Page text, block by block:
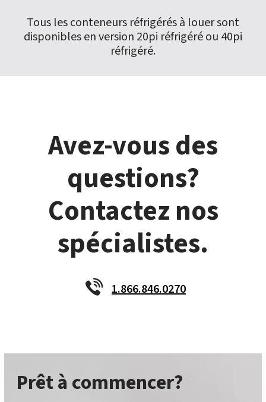
Tous les conteneurs réfrigérés à louer sont
disponibles en version 20pi réfrigéré ou 40pi
réfrigéré.
Avez-vous des
questions?
Contactez nos
spécialistes.
1.866.846.0270
Prêt à commencer?